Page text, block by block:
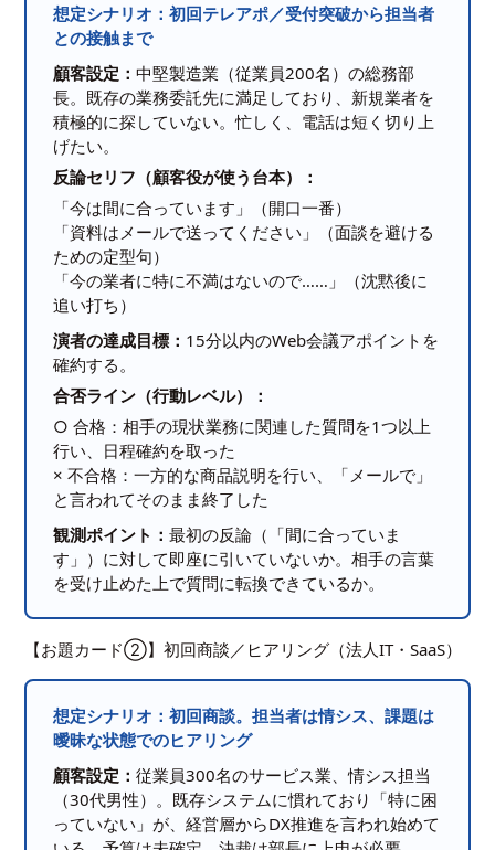
想定シナリオ：初回テレアポ／受付突破から担当者
との接触まで
顧客設定：中堅製造業（従業員200名）の総務部
長。既存の業務委託先に満足しており、新規業者を
積極的に探していない。忙しく、電話は短く切り上
げたい。
反論セリフ（顧客役が使う台本）：
「今は間に合っています」（開口一番）
「資料はメールで送ってください」（面談を避ける
ための定型句）
「今の業者に特に不満はないので……」（沈黙後に
追い打ち）
演者の達成目標： 15分以内のWeb会議アポイントを
確約する。
合否ライン（行動レベル）：
○ 合格：相手の現状業務に関連した質問を1つ以上
行い、日程確約を取った
× 不合格：一方的な商品説明を行い、「メールで」
と言われてそのまま終了した
観測ポイント：最初の反論（「間に合っていま
す」）に対して即座に引いていないか。相手の言葉
を受け止めた上で質問に転換できているか。
【お題カード②】初回商談／ヒアリング（法人IT・SaaS）
想定シナリオ：初回商談。担当者は情シス、課題は
曖昧な状態でのヒアリング
顧客設定：従業員300名のサービス業、情シス担当
（30代男性）。既存システムに慣れており「特に困
っていない」が、経営層からDX推進を言われ始めて